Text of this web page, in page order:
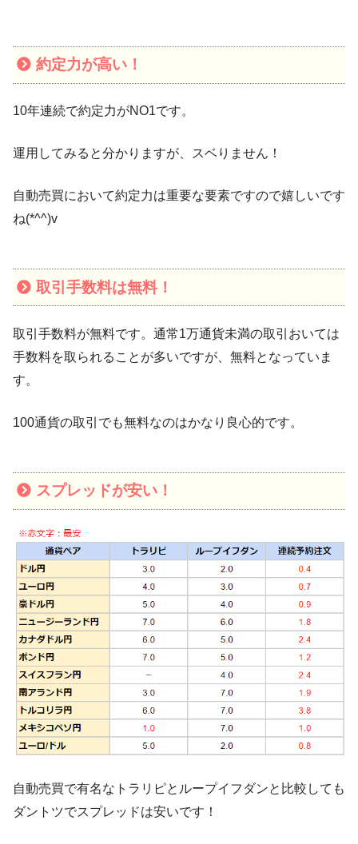
約定力が高い！
10年連続で約定力がNO1です。
運用してみると分かりますが、スベりません！
自動売買において約定力は重要な要素ですので嬉しいです
ね(*^^)v
取引手数料は無料！
取引手数料が無料です。通常1万通貨未満の取引おいては
手数料を取られることが多いですが、無料となっていま
す。
100通貨の取引でも無料なのはかなり良心的です。
スプレッドが安い！
自動売買で有名なトラリピとループイフダンと比較しても
ダントツでスプレッドは安いです！